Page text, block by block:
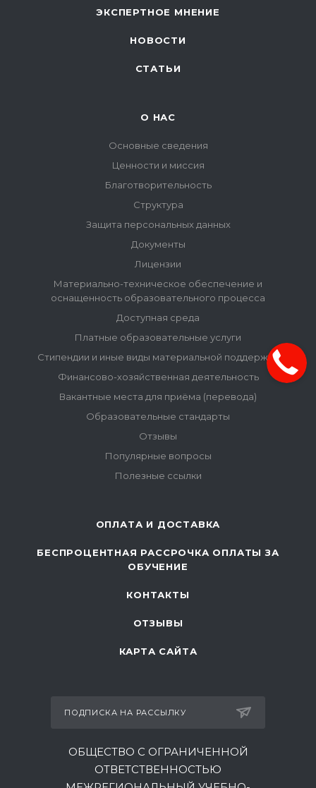
ЭКСПЕРТНОЕ МНЕНИЕ
НОВОСТИ
СТАТЬИ
О НАС
Основные сведения
Ценности и миссия
Благотворительность
Структура
Защита персональных данных
Документы
Лицензии
Материально-техническое обеспечение и
оснащенность образовательного процесса
Доступная среда
Платные образовательные услуги
Стипендии и иные виды материальной поддержки
Финансово-хозяйственная деятельность
Вакантные места для приёма (перевода)
Образовательные стандарты
Отзывы
Популярные вопросы
Полезные ссылки
ОПЛАТА И ДОСТАВКА
БЕСПРОЦЕНТНАЯ РАССРОЧКА ОПЛАТЫ ЗА
ОБУЧЕНИЕ
КОНТАКТЫ
ОТЗЫВЫ
КАРТА САЙТА
ПОДПИСКА НА РАССЫЛКУ
ОБЩЕСТВО С ОГРАНИЧЕННОЙ
ОТВЕТСТВЕННОСТЬЮ